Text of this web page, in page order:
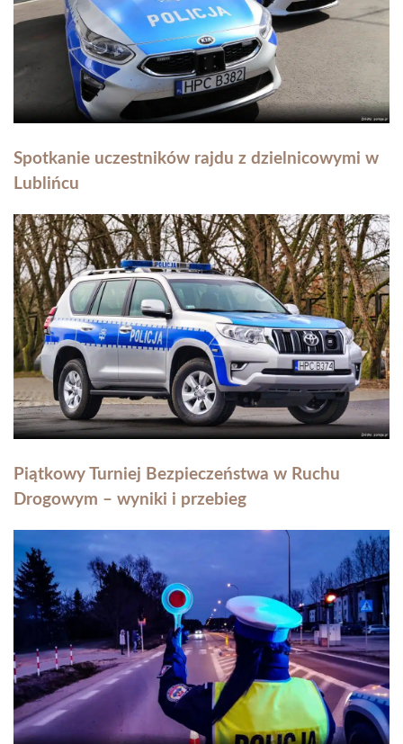
Spotkanie uczestników rajdu z dzielnicowymi w
Lublińcu
Piątkowy Turniej Bezpieczeństwa w Ruchu
Drogowym – wyniki i przebieg